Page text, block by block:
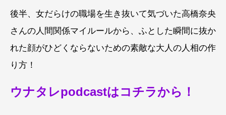
後半、女だらけの職場を生き抜いて気づいた高橋奈央
さんの人間関係マイルールから、ふとした瞬間に抜か
れた顔がひどくならないための素敵な大人の人相の作
り方！
ウナタレpodcastはコチラから！